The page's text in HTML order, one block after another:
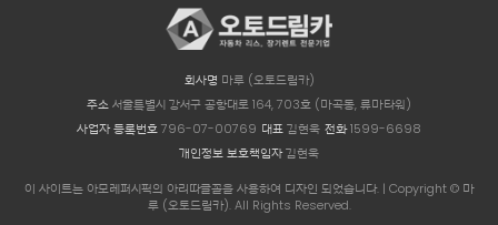
회사명 마루 (오토드림카)
주소서울특별시 강서구 공항대로 164, 703호 (마곡동, 류마타워)
사업자 등록번호796-07-00769 대표김현욱 전화1599-6698
개인정보 보호책임자김현욱
이 사이트는 아모레퍼시픽의 아리따글꼴을 사용하여 디자인 되었습니다. | Copyright © 마
루 (오토드림카). All Rights Reserved.